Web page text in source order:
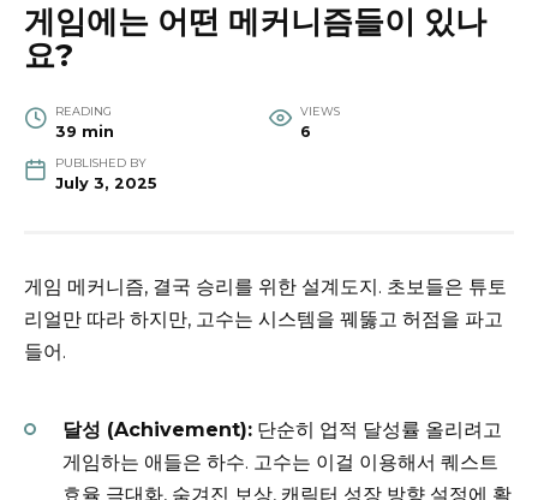
게임에는 어떤 메커니즘들이 있나
요?
READING
39 min
VIEWS
6
PUBLISHED BY
July 3, 2025
게임 메커니즘, 결국 승리를 위한 설계도지. 초보들은 튜토
리얼만 따라 하지만, 고수는 시스템을 꿰뚫고 허점을 파고
들어.
달성 (Achivement): 단순히 업적 달성률 올리려고
게임하는 애들은 하수. 고수는 이걸 이용해서 퀘스트
효율 극대화, 숨겨진 보상, 캐릭터 성장 방향 설정에 활